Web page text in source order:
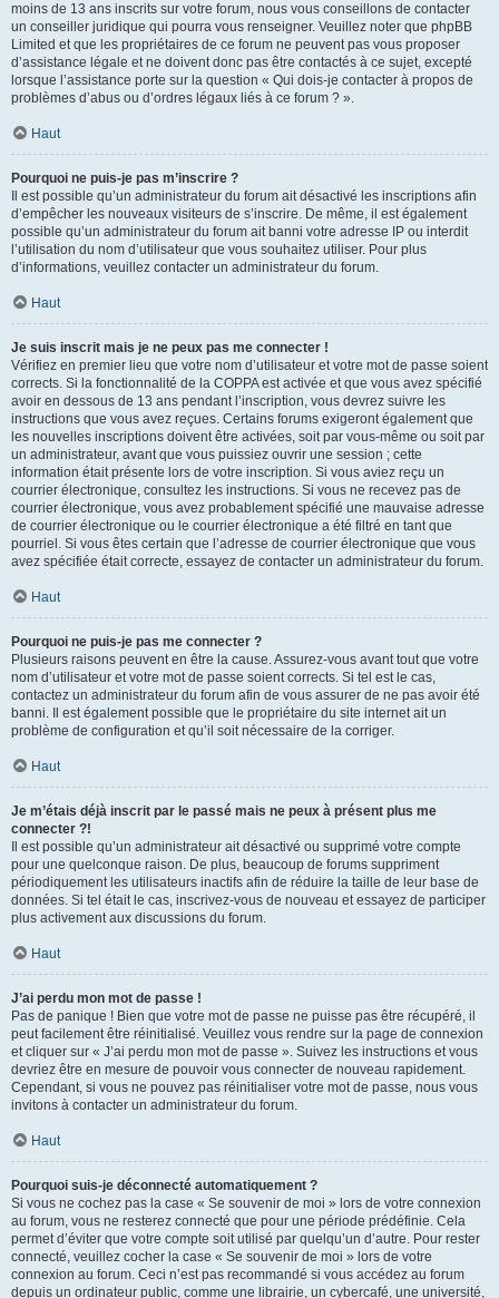
moins de 13 ans inscrits sur votre forum, nous vous conseillons de contacter
un conseiller juridique qui pourra vous renseigner. Veuillez noter que phpBB
Limited et que les propriétaires de ce forum ne peuvent pas vous proposer
d’assistance légale et ne doivent donc pas être contactés à ce sujet, excepté
lorsque l’assistance porte sur la question « Qui dois-je contacter à propos de
problèmes d’abus ou d’ordres légaux liés à ce forum ? ».
Haut
Pourquoi ne puis-je pas m’inscrire ?
Il est possible qu’un administrateur du forum ait désactivé les inscriptions afin
d’empêcher les nouveaux visiteurs de s’inscrire. De même, il est également
possible qu’un administrateur du forum ait banni votre adresse IP ou interdit
l’utilisation du nom d’utilisateur que vous souhaitez utiliser. Pour plus
d’informations, veuillez contacter un administrateur du forum.
Haut
Je suis inscrit mais je ne peux pas me connecter !
Vérifiez en premier lieu que votre nom d’utilisateur et votre mot de passe soient
corrects. Si la fonctionnalité de la COPPA est activée et que vous avez spécifié
avoir en dessous de 13 ans pendant l’inscription, vous devrez suivre les
instructions que vous avez reçues. Certains forums exigeront également que
les nouvelles inscriptions doivent être activées, soit par vous-même ou soit par
un administrateur, avant que vous puissiez ouvrir une session ; cette
information était présente lors de votre inscription. Si vous aviez reçu un
courrier électronique, consultez les instructions. Si vous ne recevez pas de
courrier électronique, vous avez probablement spécifié une mauvaise adresse
de courrier électronique ou le courrier électronique a été filtré en tant que
pourriel. Si vous êtes certain que l’adresse de courrier électronique que vous
avez spécifiée était correcte, essayez de contacter un administrateur du forum.
Haut
Pourquoi ne puis-je pas me connecter ?
Plusieurs raisons peuvent en être la cause. Assurez-vous avant tout que votre
nom d’utilisateur et votre mot de passe soient corrects. Si tel est le cas,
contactez un administrateur du forum afin de vous assurer de ne pas avoir été
banni. Il est également possible que le propriétaire du site internet ait un
problème de configuration et qu’il soit nécessaire de la corriger.
Haut
Je m’étais déjà inscrit par le passé mais ne peux à présent plus me
connecter ?!
Il est possible qu’un administrateur ait désactivé ou supprimé votre compte
pour une quelconque raison. De plus, beaucoup de forums suppriment
périodiquement les utilisateurs inactifs afin de réduire la taille de leur base de
données. Si tel était le cas, inscrivez-vous de nouveau et essayez de participer
plus activement aux discussions du forum.
Haut
J’ai perdu mon mot de passe !
Pas de panique ! Bien que votre mot de passe ne puisse pas être récupéré, il
peut facilement être réinitialisé. Veuillez vous rendre sur la page de connexion
et cliquer sur « J’ai perdu mon mot de passe ». Suivez les instructions et vous
devriez être en mesure de pouvoir vous connecter de nouveau rapidement.
Cependant, si vous ne pouvez pas réinitialiser votre mot de passe, nous vous
invitons à contacter un administrateur du forum.
Haut
Pourquoi suis-je déconnecté automatiquement ?
Si vous ne cochez pas la case « Se souvenir de moi » lors de votre connexion
au forum, vous ne resterez connecté que pour une période prédéfinie. Cela
permet d’éviter que votre compte soit utilisé par quelqu’un d’autre. Pour rester
connecté, veuillez cocher la case « Se souvenir de moi » lors de votre
connexion au forum. Ceci n’est pas recommandé si vous accédez au forum
depuis un ordinateur public, comme une librairie, un cybercafé, une université,